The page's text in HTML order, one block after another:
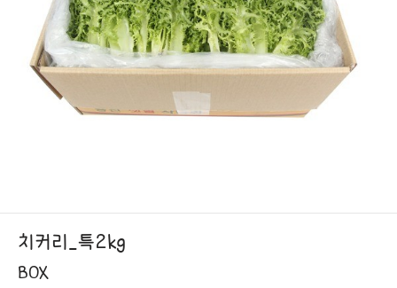
치커리_특2kg
BOX